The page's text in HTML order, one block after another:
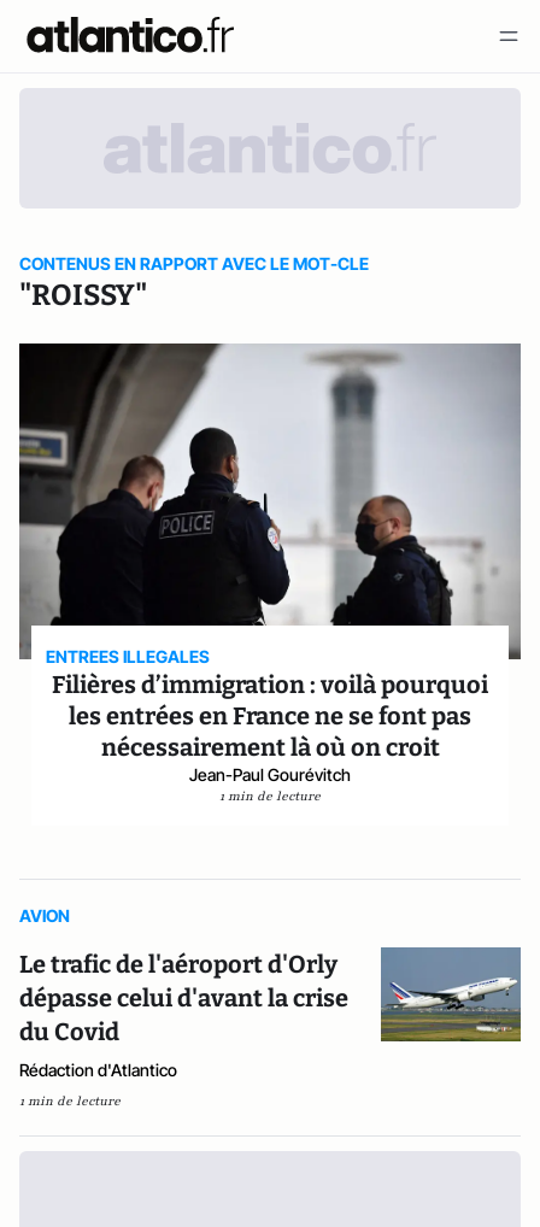
CONTENUS EN RAPPORT AVEC LE MOT-CLE
"ROISSY"
ENTREES ILLEGALES
Filières d’immigration : voilà pourquoi
les entrées en France ne se font pas
nécessairement là où on croit
Jean-Paul Gourévitch
1 min de lecture
AVION
Le trafic de l'aéroport d'Orly
dépasse celui d'avant la crise
du Covid
Rédaction d'Atlantico
1 min de lecture